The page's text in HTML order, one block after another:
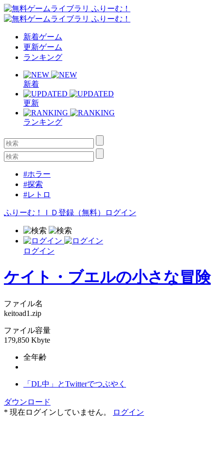
新着ゲーム
更新ゲーム
ランキング
新着
更新
ランキング
#ホラー
#探索
#レトロ
ふりーむ！ＩＤ登録（無料） ログイン
ログイン
ケイト・ブエルの小さな冒険
ファイル名
keitoad1.zip
ファイル容量
179,850 Kbyte
全年齢
「DL中」とTwitterでつぶやく
ダウンロード
* 現在ログインしていません。
ログイン